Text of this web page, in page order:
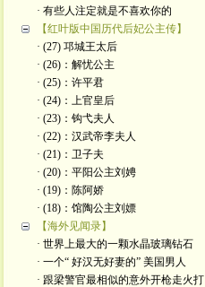
· 有些人注定就是不喜欢你的
【红叶版中国历代后妃公主传】
· (27) 邛城王太后
· (26)：解忧公主
· (25)：许平君
· (24)：上官皇后
· (23)：钩弋夫人
· (22)：汉武帝李夫人
· (21)：卫子夫
· (20)：平阳公主刘娉
· (19)：陈阿娇
· (18)：馆陶公主刘嫖
【海外见闻录】
· 世界上最大的一颗水晶玻璃钻石
· 一个“ 好汉无好妻的” 美国男人
· 跟梁警官最相似的意外开枪走火打